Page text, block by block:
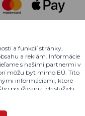
práva vyhradené
a funkcií stránky,
a reklám. Informácie
s našimi partnermi v
môžu byť mimo EÚ. Títo
informáciami, ktoré
používania ich služieb.